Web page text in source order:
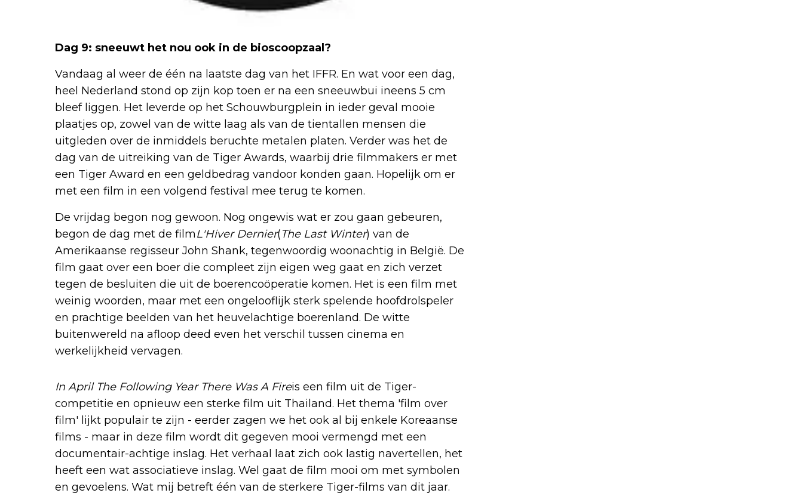
Dag 9: sneeuwt het nou ook in de bioscoopzaal?
Vandaag al weer de één na laatste dag van het IFFR. En wat voor een dag,
heel Nederland stond op zijn kop toen er na een sneeuwbui ineens 5 cm
bleef liggen. Het leverde op het Schouwburgplein in ieder geval mooie
plaatjes op, zowel van de witte laag als van de tientallen mensen die
uitgleden over de inmiddels beruchte metalen platen. Verder was het de
dag van de uitreiking van de Tiger Awards, waarbij drie filmmakers er met
een Tiger Award en een geldbedrag vandoor konden gaan. Hopelijk om er
met een film in een volgend festival mee terug te komen.
De vrijdag begon nog gewoon. Nog ongewis wat er zou gaan gebeuren,
begon de dag met de filmL'Hiver Dernier(The Last Winter) van de
Amerikaanse regisseur John Shank, tegenwoordig woonachtig in België. De
film gaat over een boer die compleet zijn eigen weg gaat en zich verzet
tegen de besluiten die uit de boerencoöperatie komen. Het is een film met
weinig woorden, maar met een ongelooflijk sterk spelende hoofdrolspeler
en prachtige beelden van het heuvelachtige boerenland. De witte
buitenwereld na afloop deed even het verschil tussen cinema en
werkelijkheid vervagen.
In April The Following Year There Was A Fireis een film uit de Tiger-
competitie en opnieuw een sterke film uit Thailand. Het thema 'film over
film' lijkt populair te zijn - eerder zagen we het ook al bij enkele Koreaanse
films - maar in deze film wordt dit gegeven mooi vermengd met een
documentair-achtige inslag. Het verhaal laat zich ook lastig navertellen, het
heeft een wat associatieve inslag. Wel gaat de film mooi om met symbolen
en gevoelens. Wat mij betreft één van de sterkere Tiger-films van dit jaar.